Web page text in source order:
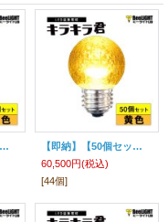
【即納】【10個セット】送料無料 業務用 LED装飾電球 キラキラ君 サイン球 黄色 1900K 消費電力1.3W 口金E26 防塵 防水 仕様 IP65 点滅 全光束 65lm 照射角360° 防水用シリコンリング付き
【即納】【50個セット】送料無料 業務用 LED装飾電球 キラキラ君 サイン球 黄色 1900K 消費電力1.3W 口金E26 防塵 防水 仕様 IP65 点滅 全光束 65lm 照射角360° 防水用シリコンリング付き
60,500円(税込)
[44個]